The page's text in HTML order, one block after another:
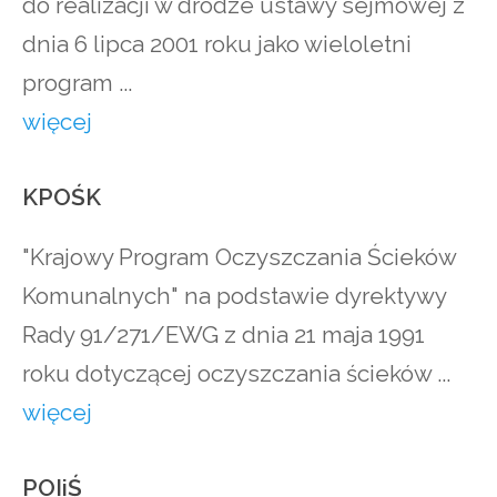
dnia 6 lipca 2001 roku jako wieloletni
program ...
więcej
KPOŚK
"Krajowy Program Oczyszczania Ścieków
Komunalnych" na podstawie dyrektywy
Rady 91/271/EWG z dnia 21 maja 1991
roku dotyczącej oczyszczania ścieków ...
więcej
POIiŚ